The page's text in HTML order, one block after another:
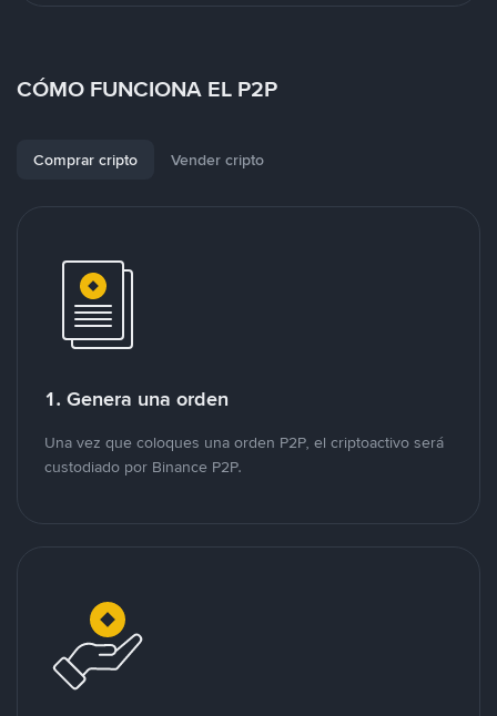
CÓMO FUNCIONA EL P2P
Comprar cripto Vender cripto
1. Genera una orden
Una vez que coloques una orden P2P, el criptoactivo será
custodiado por Binance P2P.